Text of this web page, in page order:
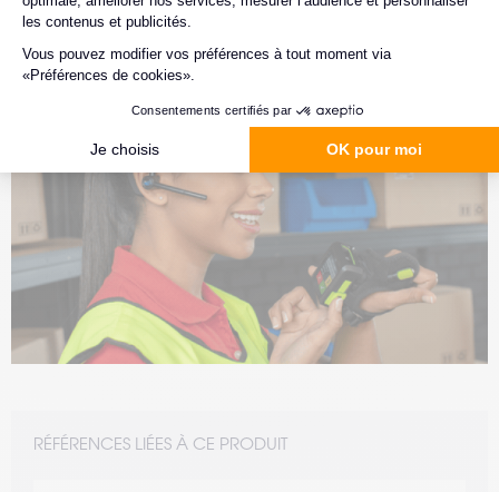
Article
#Traçabilité
08.07.2025
Le vrai rôle des wearables en logistique
Découvrez le rôle clé des terminaux wearables dans les
entrepôts logistiques à travers la nouveauté Zebra : le
terminal WS501.
Temps de lecture : 3 min Lire l’article
RÉFÉRENCES LIÉES À CE PRODUIT